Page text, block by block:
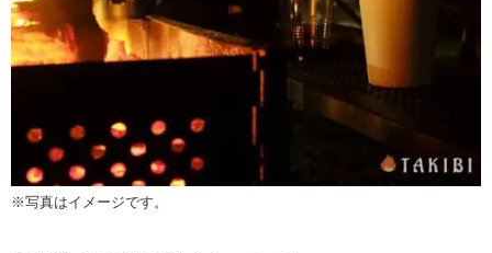
※写真はイメージです。